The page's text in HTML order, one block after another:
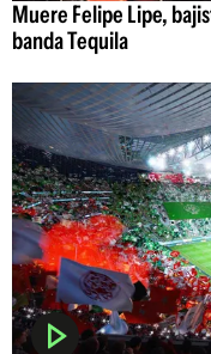
Muere Felipe Lipe,
banda Tequila